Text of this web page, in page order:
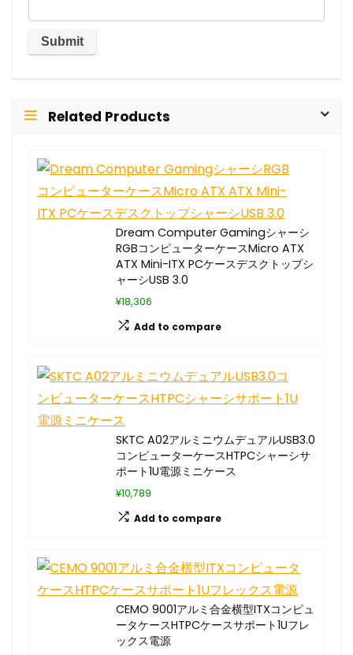
Related Products
Dream Computer Gamingシャーシ
RGBコンピューターケースMicro ATX
ATX Mini-ITX PCケースデスクトップシ
ャーシUSB 3.0
¥18,306
Add to compare
SKTC A02アルミニウムデュアルUSB3.0
コンピューターケースHTPCシャーシサ
ポート1U電源ミニケース
¥10,789
Add to compare
CEMO 9001アルミ合金横型ITXコンピュ
ータケースHTPCケースサポート1Uフレ
ックス電源